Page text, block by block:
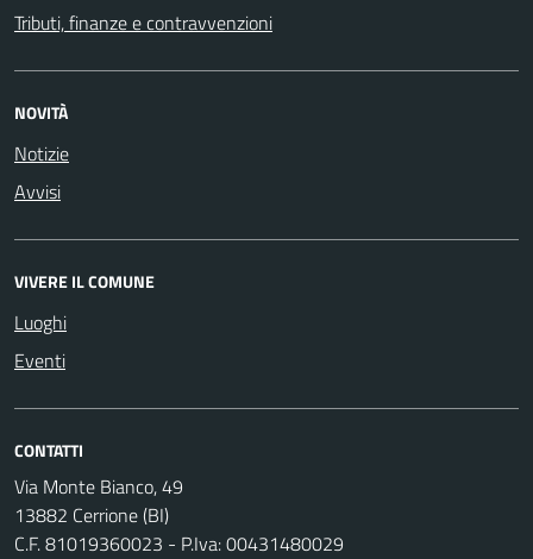
Tributi, finanze e contravvenzioni
NOVITÀ
Notizie
Avvisi
VIVERE IL COMUNE
Luoghi
Eventi
CONTATTI
Via Monte Bianco, 49
13882 Cerrione (BI)
C.F. 81019360023 - P.Iva: 00431480029